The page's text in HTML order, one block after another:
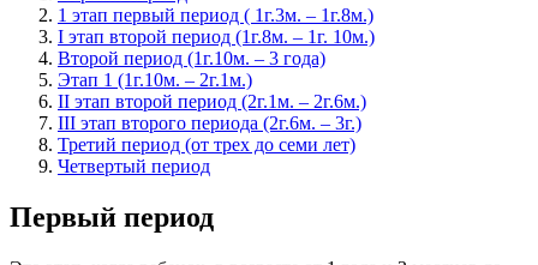
1 этап первый период ( 1г.3м. – 1г.8м.)
I этап второй период (1г.8м. – 1г. 10м.)
Второй период (1г.10м. – 3 года)
Этап 1 (1г.10м. – 2г.1м.)
II этап второй период (2г.1м. – 2г.6м.)
III этап второго периода (2г.6м. – 3г.)
Третий период (от трех до семи лет)
Четвертый период
Первый период